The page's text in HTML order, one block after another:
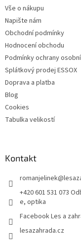
Vše o nákupu
Napište nám
Obchodní podmínky
Hodnocení obchodu
Podmínky ochrany
Splátkový prodej ESSOX
Doprava a platba
Blog
Cookies
Tabulka velikostí
Kontakt
romanjelinek@
+420 601 531 073
e, optika
Facebook Les a
lesazahrada.cz